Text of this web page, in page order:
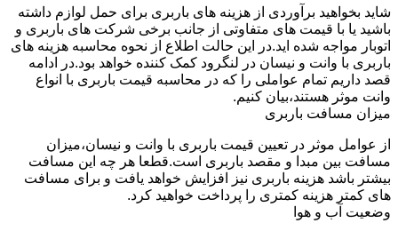
شاید بخواهید برآوردی از هزینه های باربری برای حمل لوازم داشته
باشید یا با قیمت های متفاوتی از جانب برخی شرکت های باربری و
اتوبار مواجه شده اید.در این حالت اطلاع از نحوه محاسبه هزینه های
باربری با وانت و نیسان در لنگرود کمک کننده خواهد بود.در ادامه
قصد داریم تمام عواملی را که در محاسبه قیمت باربری با انواع
وانت موثر هستند،بیان کنیم.
میزان مسافت باربری
از عوامل موثر در تعیین قیمت باربری با وانت و نیسان،میزان
مسافت بین مبدا و مقصد باربری است.قطعا هر چه این مسافت
بیشتر باشد هزینه باربری نیز افزایش خواهد یافت و برای مسافت
های کمتر هزینه کمتری را پرداخت خواهید کرد.
وضعیت آب و هوا